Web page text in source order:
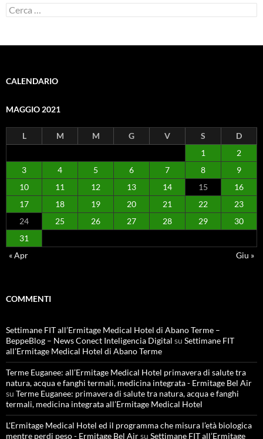
Ricerca
per:
CALENDARIO
MAGGIO 2021
L M M G V S
D
1
2
3
4 5 6 7 8
9
10
11 12 13 14 15
16
17
18 19 20 21 22
23
24
25 26 27 28 29
30
31
« Apr
Giu »
COMMENTI
Settimane FIT all’Ermitage Medical Hotel di Abano Terme –
BeppeBlog – News Conect Inteligencia Digital su Settimane FIT
all’Ermitage Medical Hotel di Abano Terme
Terme Euganee: all’Ermitage Medical Hotel primavera di salute tra
natura, acqua e fanghi termali, medicina integrata - Ermitage Bel Air
su Terme Euganee: primavera di salute tra natura, acqua e fanghi
termali, medicina integrata all’Ermitage Medical Hotel
L'Ermitage Medical Hotel ed il programma che misura l’età biologica
mentre perdi peso - Ermitage Bel Airsu Settimane FIT all’Ermitage